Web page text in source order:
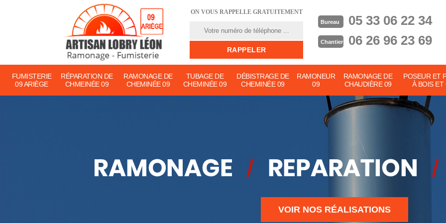
ON VOUS RAPPELLE GRATUITEMENT
Bureau 05 33 06 22 34
Chantier 06 26 96 23 69
FUMISTERIE
09 ARIÈGE
RÉPARATION DE
CHMEINÉE 09
RAMONAGE DE
CHEMINÉE 09
TUBAGE DE
CHEMINÉE 09
DÉBISTRAGE DE
CHEMINÉE 09
RAMONEUR
09
RAMONAGE DE
CHAUDIÈRE 09
POSEUR ET
À BOIS ET
VOIR NOS RÉALISATIONS